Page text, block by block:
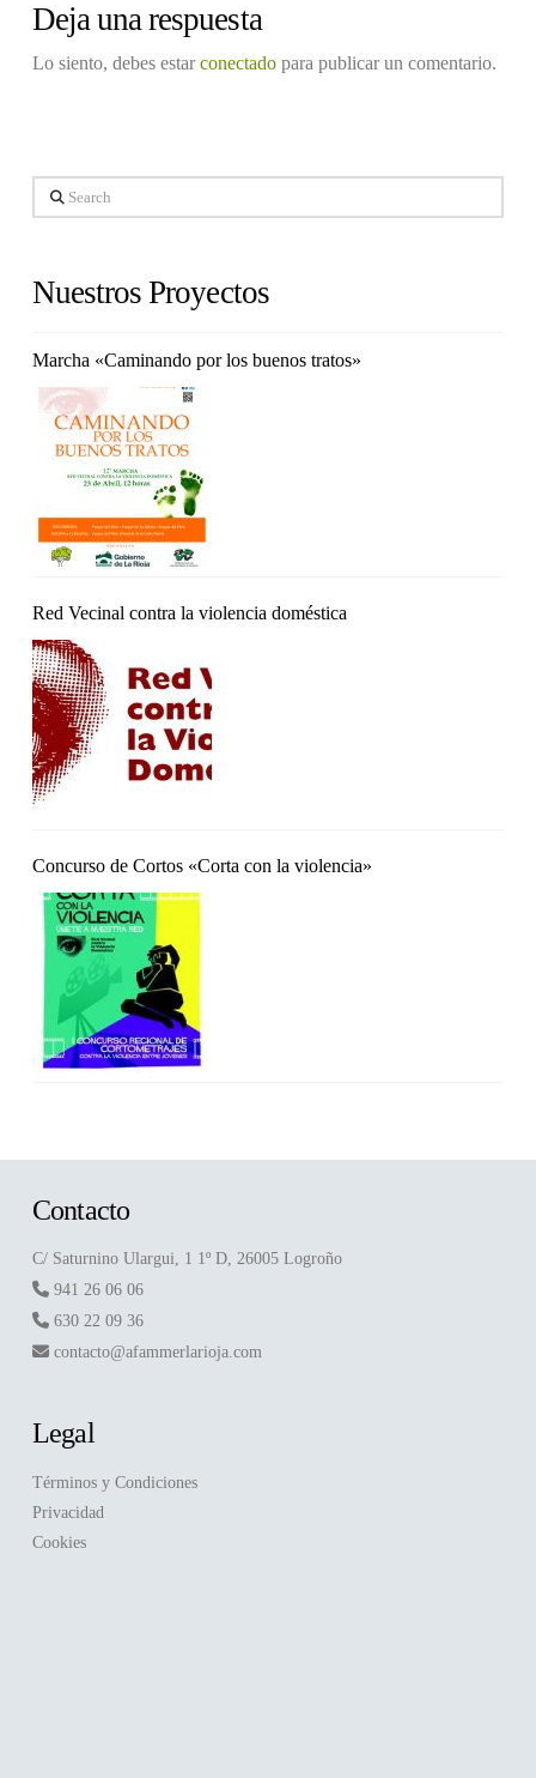
Deja una respuesta
Lo siento, debes estarconectadopara publicar un comentario.
Search
Nuestros Proyectos
Marcha «Caminando por los buenos tratos»
Red Vecinal contra la violencia doméstica
Concurso de Cortos «Corta con la violencia»
Contacto
C/ Saturnino Ulargui, 1 1º D, 26005 Logroño
941 26 06 06
630 22 09 36
contacto@afammerlarioja.com
Legal
Términos y Condiciones
Privacidad
Cookies